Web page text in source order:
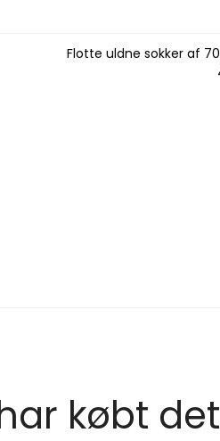
Flotte uldne sokker af
købt